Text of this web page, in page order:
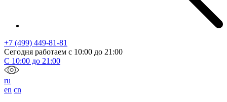
+7 (499) 449-81-81
Сегодня работаем с 10:00 до 21:00
С 10:00 до 21:00
ru
en cn